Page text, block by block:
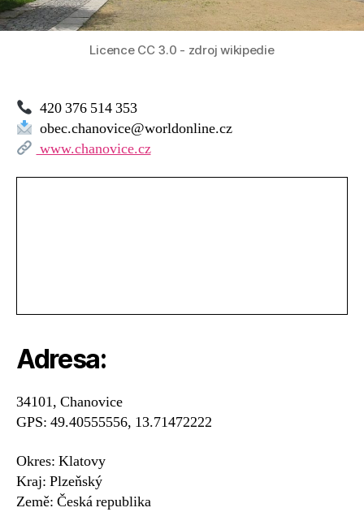
Licence CC 3.0 - zdroj wikipedie
420 376 514 353
obec.chanovice@worldonline.cz
www.chanovice.cz
Adresa:
34101, Chanovice
GPS: 49.40555556, 13.71472222
Okres: Klatovy
Kraj: Plzeňský
Země: Česká republika